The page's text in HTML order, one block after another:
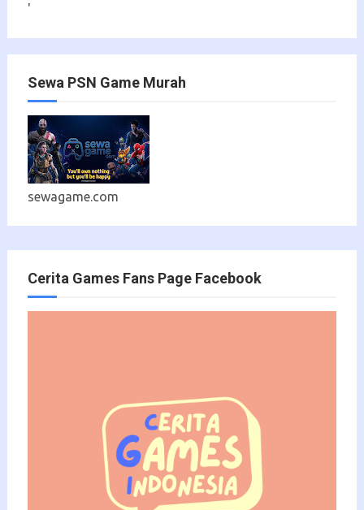
'
Sewa PSN Game Murah
sewagame.com
Cerita Games Fans Page Facebook